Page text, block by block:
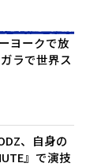
ヨークで放
ラで世界ス
、自身の
』で演技